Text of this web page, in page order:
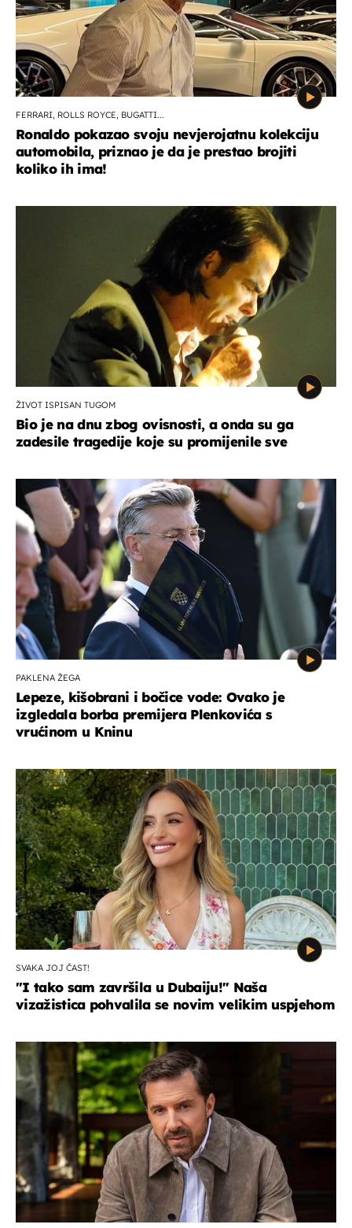
FERRARI, ROLLS ROYCE, BUGATTI...
Ronaldo pokazao svoju nevjerojatnu kolekciju
automobila, priznao je da je prestao brojiti
koliko ih ima!
ŽIVOT ISPISAN TUGOM
Bio je na dnu zbog ovisnosti, a onda su ga
zadesile tragedije koje su promijenile sve
PAKLENA ŽEGA
Lepeze, kišobrani i bočice vode: Ovako je
izgledala borba premijera Plenkovića s
vrućinom u Kninu
SVAKA JOJ ČAST!
"I tako sam završila u Dubaiju!" Naša
vizažistica pohvalila se novim velikim uspjehom